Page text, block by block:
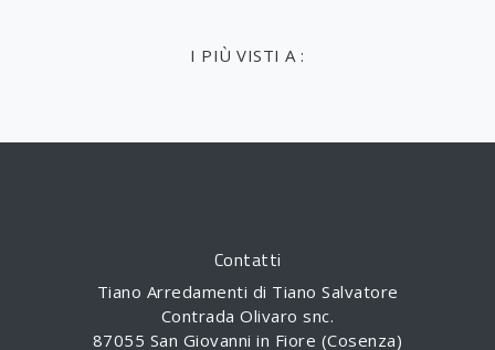
I PIÙ VISTI A :
Contatti
Tiano Arredamenti di Tiano Salvatore
Contrada Olivaro snc.
87055 San Giovanni in Fiore (Cosenza)